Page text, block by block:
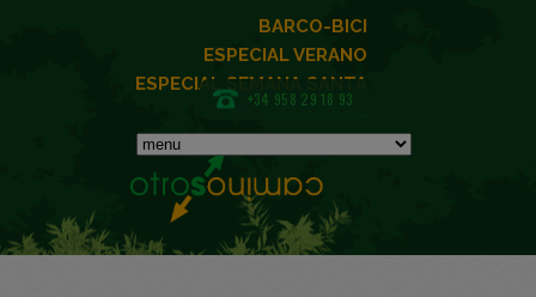
BARCO-BICI
ESPECIAL VERANO
ESPECIAL SEMANA SANTA
+34 958 29 18 93